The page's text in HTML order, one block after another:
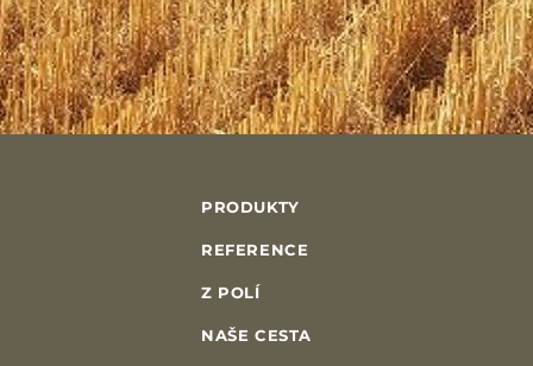
PRODUKTY
REFERENCE
Z POLÍ
NAŠE CESTA